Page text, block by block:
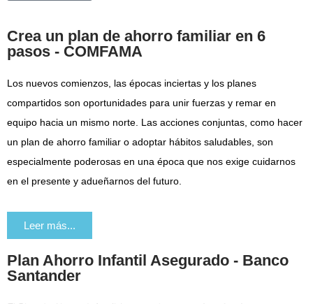
Crea un plan de ahorro familiar en 6
pasos - COMFAMA
Los nuevos comienzos, las épocas inciertas y los planes
compartidos son oportunidades para unir fuerzas y remar en
equipo hacia un mismo norte. Las acciones conjuntas, como hacer
un plan de ahorro familiar o adoptar hábitos saludables, son
especialmente poderosas en una época que nos exige cuidarnos
en el presente y adueñarnos del futuro.
Leer más...
Plan Ahorro Infantil Asegurado - Banco
Santander